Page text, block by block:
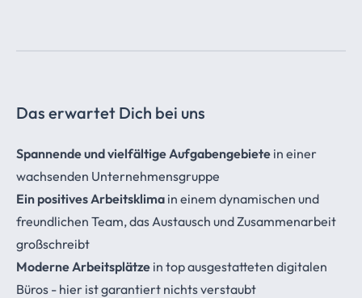
Das erwartet Dich bei uns
Spannende und vielfältige Aufgabengebiete in einer
wachsenden Unternehmensgruppe
Ein positives Arbeitsklima in einem dynamischen und
freundlichen Team, das Austausch und Zusammenarbeit
großschreibt
Moderne Arbeitsplätze in top ausgestatteten digitalen
Büros - hier ist garantiert nichts verstaubt